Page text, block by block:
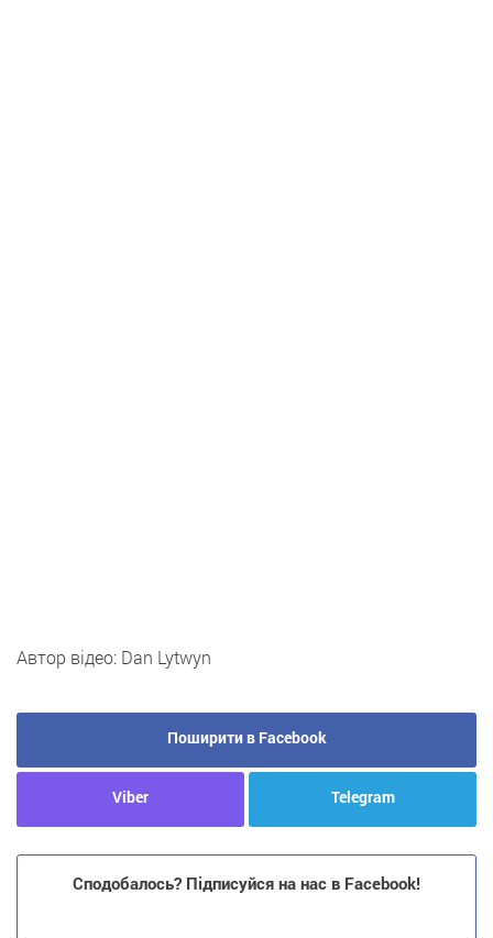
Автор відео: Dan Lytwyn
Поширити в Facebook
Viber Telegram
Сподобалось? Підписуйся на нас в Facebook!